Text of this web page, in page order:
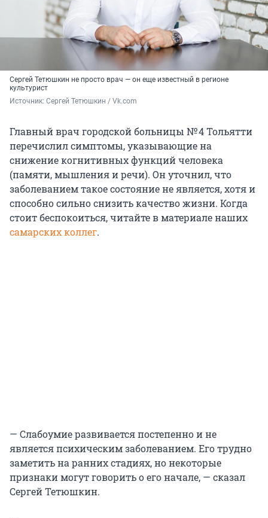
Сергей Тетюшкин не просто врач — он еще известный в регионе
культурист
Источник: Сергей Тетюшкин / Vk.com
Главный врач городской больницы № 4 Тольятти
перечислил симптомы, указывающие на
снижение когнитивных функций человека
(памяти, мышления и речи). Он уточнил, что
заболеванием такое состояние не является, хотя и
способно сильно снизить качество жизни. Когда
стоит беспокоиться, читайте в материале наших
самарских коллег.
— Слабоумие развивается постепенно и не
является психическим заболеванием. Его трудно
заметить на ранних стадиях, но некоторые
признаки могут говорить о его начале, — сказал
Сергей Тетюшкин.